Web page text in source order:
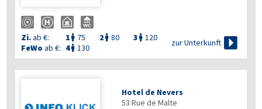
Zi.ab €: 1  75 2  80 3  120
FeWo ab €: 4 130
zur Unterkunft 
Hotel de Nevers
53 Rue de Malte